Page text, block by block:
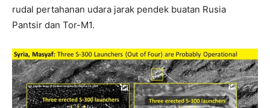
rudal pertahanan udara jarak pendek buatan Rusia
Pantsir dan Tor-M1.